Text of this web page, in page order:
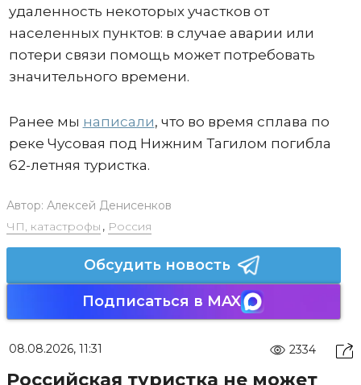
удаленность некоторых участков от
населенных пунктов: в случае аварии или
потери связи помощь может потребовать
значительного времени.
Ранее мы написали, что во время сплава по
реке Чусовая под Нижним Тагилом погибла
62-летняя туристка.
Автор: Алексей Денисенков
ЧП, катастрофы , Россия
Обсудить новость
Подписаться в MAX
08.08.2026, 11:31 2334
Российская туристка не может